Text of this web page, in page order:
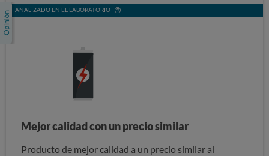
ANALIZADO EN EL LABORATORIO
Mejor calidad con un precio similar
Producto de mejor calidad a un precio similar al